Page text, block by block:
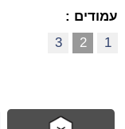
עמודים :
1
2
3